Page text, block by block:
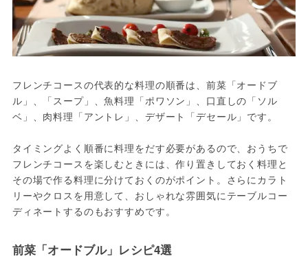
フレンチコースの代表的な料理の順番は、前菜「オードブ
ル」、「スープ」、魚料理「ポワソン」、口直しの「ソル
ベ」、肉料理「アントレ」、デザート「デセール」です。
タイミングよく順番に料理をだす必要があるので、おうちで
フレンチコースを楽しむときには、作り置きしておく料理と
その場で作る料理に分けておくのがポイント。さらにカラト
リーやクロスを用意して、おしゃれな雰囲気にテーブルコー
ディネートするのもおすすめです。
前菜「オードブル」レシピ4選